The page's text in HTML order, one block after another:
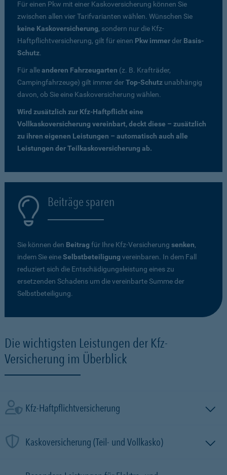
Für einen Pkw mit einer Kaskoversicherung können Sie
zwischen allen vier Tarifvarianten wählen. Wünschen Sie
keine Kaskoversicherung, sondern nur die Kfz-
Haftpflichtversicherung, gilt für einen Pkw immerder Basis-
Schutz.
Für alleanderen Fahrzeugarten (z. B. Krafträder,
Campingfahrzeuge) gilt immer derTop-Schutz unabhängig
davon, ob Sie eine Kaskoversicherung wählen.
Wird zusätzlich zur Kfz-Haftpflicht eine
Vollkaskoversicherung vereinbart, deckt diese – zusätzlich
zu ihren eigenen Leistungen – automatisch auch alle
Leistungen der Teilkaskoversicherung ab.
Beiträge sparen
Sie können den Beitrag für Ihre Kfz-Versicherung senken,
indem Sie eineSelbstbeteiligung vereinbaren. In dem Fall
reduziert sich die Entschädigungsleistung eines zu
ersetzenden Schadens um die vereinbarte Summe der
Selbstbeteiligung.
Die wichtigsten Leistungen der Kfz-
Versicherung im Überblick
Kfz-Haftpflichtversicherung
Kaskoversicherung (Teil- und Vollkasko)